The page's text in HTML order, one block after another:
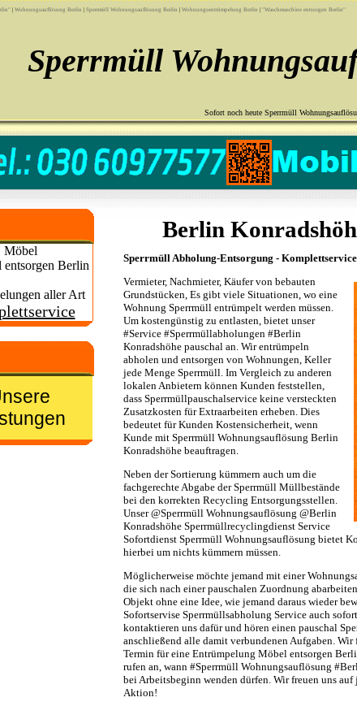
Wohnungsauflösung Berlin Sperrmüll Wohnungsauflösung Berlin Wohnungsentrümpelung Berlin "Waschmaschine entsorgen Berlin"
Sperrmüll
Sofort noch heute Sperrmüll
Möbel
entsorgen Berlin
aller Art
Berlin
Sperrmüll Abholung-Entsorgung -
Vermieter, Nachmieter, Käufer von bebauten
Grundstücken, Es gibt viele Situationen, wo eine
Wohnung Sperrmüll entrümpelt werden müssen.
Um kostengünstig zu entlasten, bietet unser
#Service #Sperrmüllabholungen #Berlin
Konradshöhe pauschal an. Wir entrümpeln
abholen und entsorgen von Wohnungen, Keller
jede Menge Sperrmüll. Im Vergleich zu anderen
lokalen Anbietern können Kunden feststellen,
dass Sperrmüllpauschalservice keine versteckten
Zusatzkosten für Extraarbeiten erheben. Dies
bedeutet für Kunden Kostensicherheit, wenn
Kunde mit Sperrmüll Wohnungsauflösung Berlin
Konradshöhe beauftragen.
Neben der Sortierung kümmern auch um die
fachgerechte Abgabe der Sperrmüll Müllbestände
bei den korrekten Recycling Entsorgungsstellen.
Unser @Sperrmüll Wohnungsauflösung @Berlin
Konradshöhe Sperrmüllrecyclingdienst Service
Sofortdienst Sperrmüll Wohnungsauflösung bietet
hierbei um nichts kümmern müssen.
Möglicherweise möchte jemand mit einer
die sich nach einer pauschalen Zuordnung
Objekt ohne eine Idee, wie jemand daraus wieder
Sofortservise Sperrmüllsabholung Service auch
kontaktieren uns dafür und hören einen pauschal
anschließend alle damit verbundenen Aufgaben.
Termin für eine Entrümpelung Möbel entsorgen
rufen an, wann #Sperrmüll Wohnungsauflösung
bei Arbeitsbeginn wenden dürfen. Wir freuen uns
Aktion!